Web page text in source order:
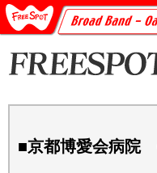
■京都博愛会病院